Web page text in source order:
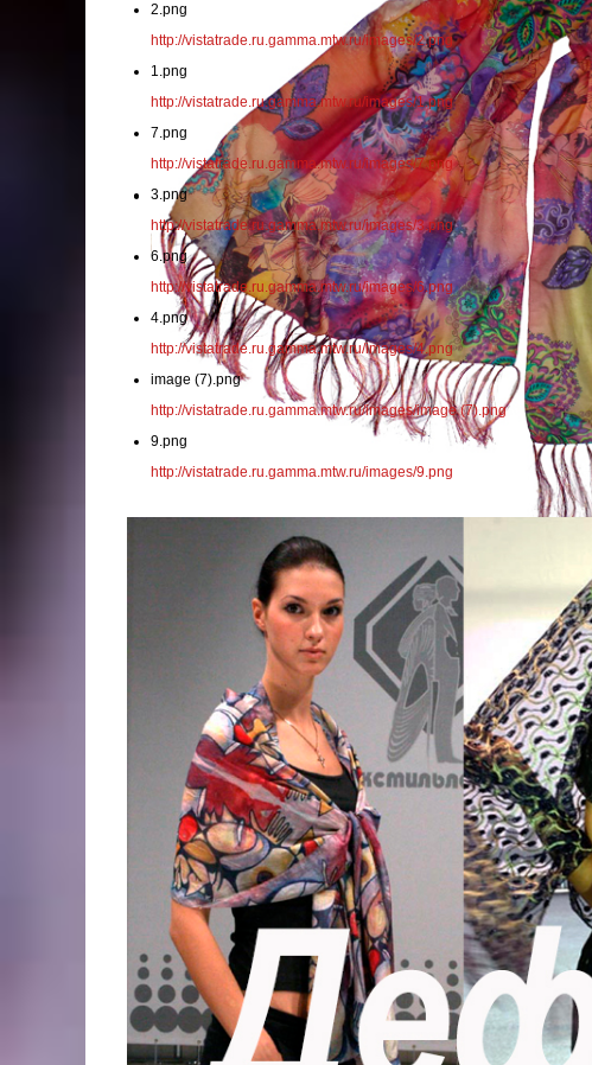
2.png
http://vistatrade.ru.gamma.mtw.ru/images/2.png
1.png
http://vistatrade.ru.gamma.mtw.ru/images/1.png
7.png
http://vistatrade.ru.gamma.mtw.ru/images/7.png
3.png
http://vistatrade.ru.gamma.mtw.ru/images/3.png
6.png
http://vistatrade.ru.gamma.mtw.ru/images/6.png
4.png
http://vistatrade.ru.gamma.mtw.ru/images/4.png
image (7).png
http://vistatrade.ru.gamma.mtw.ru/images/image (7).png
9.png
http://vistatrade.ru.gamma.mtw.ru/images/9.png